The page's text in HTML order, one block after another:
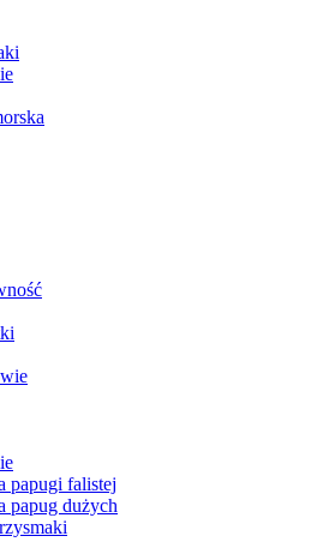
papugi falistej
papug dużych